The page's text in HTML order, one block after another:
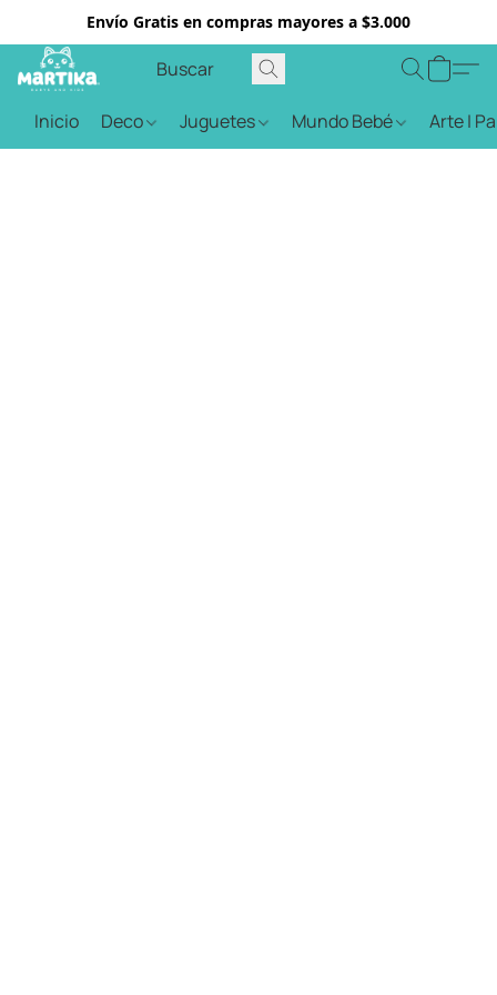
Envío Gratis en compras mayores a $3.000
Inicio Deco Juguetes Mundo Bebé Arte |